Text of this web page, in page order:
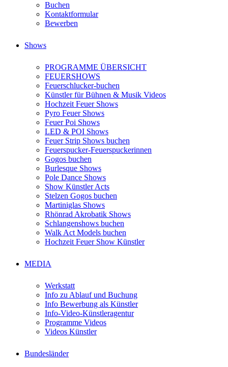
Buchen
Kontaktformular
Bewerben
Shows
PROGRAMME ÜBERSICHT
FEUERSHOWS
Feuerschlucker-buchen
Künstler für Bühnen & Musik Videos
Hochzeit Feuer Shows
Pyro Feuer Shows
Feuer Poi Shows
LED & POI Shows
Feuer Strip Shows buchen
Feuerspucker-Feuerspuckerinnen
Gogos buchen
Burlesque Shows
Pole Dance Shows
Show Künstler Acts
Stelzen Gogos buchen
Martiniglas Shows
Rhönrad Akrobatik Shows
Schlangenshows buchen
Walk Act Models buchen
Hochzeit Feuer Show Künstler
MEDIA
Werkstatt
Info zu Ablauf und Buchung
Info Bewerbung als Künstler
Info-Video-Künstleragentur
Programme Videos
Videos Künstler
Bundesländer